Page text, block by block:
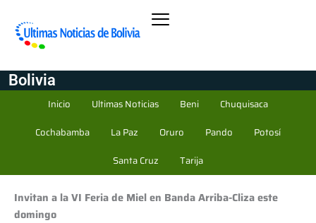
Bolivia
Inicio Ultimas Noticias Beni
Chuquisaca
Cochabamba
La Paz Oruro Pando
Potosí
Santa Cruz
Tarija
Invitan a la VI Feria de Miel en Banda Arriba-Cliza este
domingo